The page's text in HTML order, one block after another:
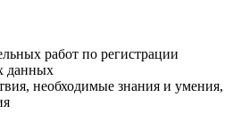
работ по регистрации
данных
необходимые знания и умения,